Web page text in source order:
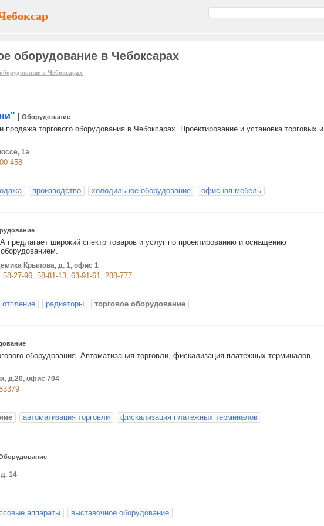
оборудование в Чебоксарах
в Чебоксарах
Оборудование
продажа торгового оборудования в Чебоксарах. Проектирование и установка торговых и
1а
458
производство холодильное оборудование
офисная мебель
широкий спектр товаров и услуг по проектированию и оснащению
Крылова, д. 1, офис 1
27-96, 58-81-13, 63-91-61, 288-777
отпление радиаторы торговое оборудование
оборудования. Автоматизация торговли, фискализация платежных терминалов,
д.20, офис 704
автоматизация торговли фискализация платежных терминалов
14
аппараты выставочное оборудование